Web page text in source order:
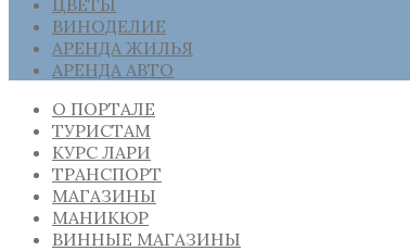
ВИНОДЕЛИЕ
АРЕНДА ЖИЛЬЯ
АРЕНДА АВТО
О ПОРТАЛЕ
ТУРИСТАМ
КУРС ЛАРИ
ТРАНСПОРТ
МАГАЗИНЫ
МАНИКЮР
ВИННЫЕ МАГАЗИНЫ